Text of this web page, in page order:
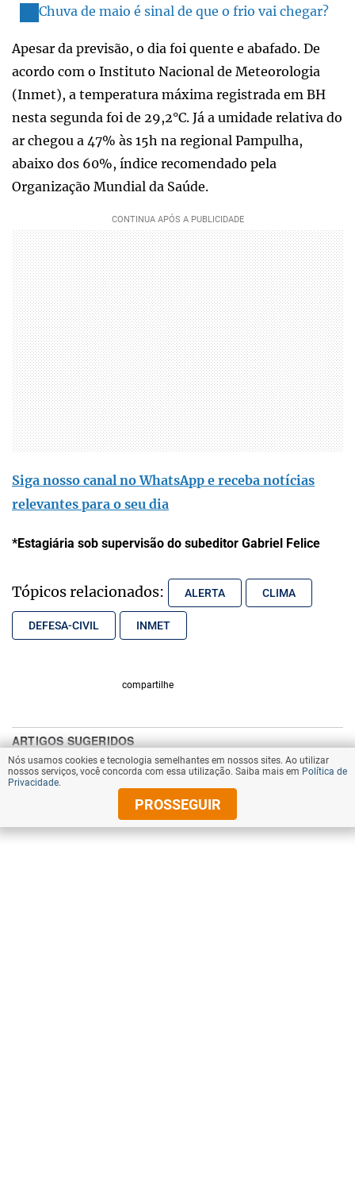
Chuva de maio é sinal de que o frio vai chegar?
Apesar da previsão, o dia foi quente e abafado. De
acordo com o Instituto Nacional de Meteorologia
(Inmet), a temperatura máxima registrada em BH
nesta segunda foi de 29,2°C. Já a umidade relativa do
ar chegou a 47% às 15h na regional Pampulha,
abaixo dos 60%, índice recomendado pela
Organização Mundial da Saúde.
Siga nosso canal no WhatsApp e receba notícias
relevantes para o seu dia
*Estagiária sob supervisão do subeditor Gabriel Felice
Tópicos relacionados: ALERTA CLIMA
DEFESA-CIVIL INMET
compartilhe
Nós usamos cookies e tecnologia semelhantes em nossos sites. Ao utilizar
nossos serviços, você concorda com essa utilização. Saiba mais em Política de
Privacidade.
PROSSEGUIR